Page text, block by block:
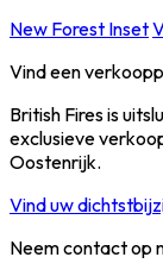
New Forest Inset
Vind een
British Fires is
exclusieve
Oostenrijk.
Vind uw
Neem contact op